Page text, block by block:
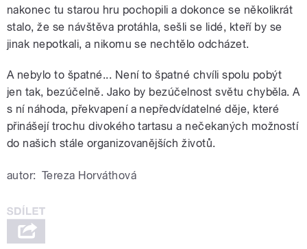
nakonec tu starou hru pochopili a dokonce se několikrát
stalo, že se návštěva protáhla, sešli se lidé, kteří by se
jinak nepotkali, a nikomu se nechtělo odcházet.
A nebylo to špatné... Není to špatné chvíli spolu pobýt
jen tak, bezúčelně. Jako by bezúčelnost světu chyběla. A
s ní náhoda, překvapení a nepředvídatelné děje, které
přinášejí trochu divokého tartasu a nečekaných možností
do našich stále organizovanějších životů.
autor: Tereza Horváthová